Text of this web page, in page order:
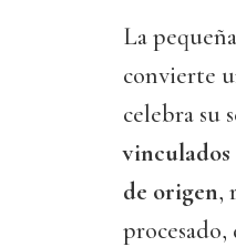
La
convierte
celebra su
de origen,